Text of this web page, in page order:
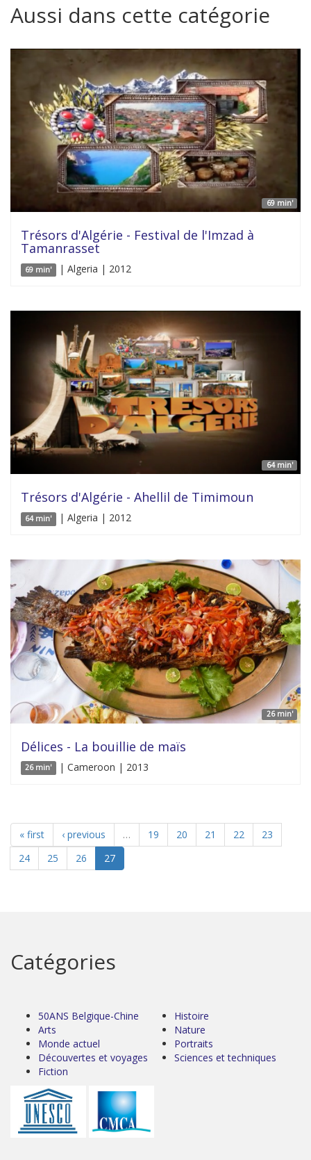
Aussi dans cette catégorie
69 min'
Trésors d'Algérie - Festival de l'Imzad à
Tamanrasset
69 min' | Algeria | 2012
64 min'
Trésors d'Algérie - Ahellil de Timimoun
64 min' | Algeria | 2012
26 min'
Délices - La bouillie de maïs
26 min' | Cameroon | 2013
« first ‹ previous … 19 20 21 22
23
24
25 26 27
Catégories
50ANS Belgique-Chine
Arts
Monde actuel
Découvertes et voyages
Fiction
Histoire
Nature
Portraits
Sciences et techniques